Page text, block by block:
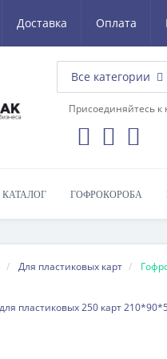
Доставка Оплата
Все категории
Присоединяйтесь к
КАТАЛОГ ГОФРОКОРОБА
Для пластиковых карт